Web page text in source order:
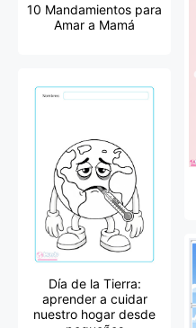
10 Mandamientos para
Amar a Mamá
Día de la Tierra:
aprender a cuidar
nuestro hogar desde